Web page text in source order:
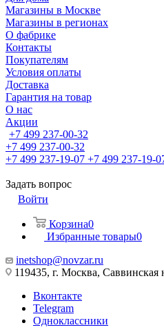
Магазины в Москве
Магазины в регионах
О фабрике
Контакты
Покупателям
Условия оплаты
Доставка
Гарантия на товар
О нас
Акции
+7 499 237-00-32
+7 499 237-00-32
+7 499 237-19-07 +7 499 237-19-
Задать вопрос
Войти
Корзина0
Избранные товары0
inetshop@novzar.ru
119435, г. Москва, Саввинская
Вконтакте
Telegram
Одноклассники